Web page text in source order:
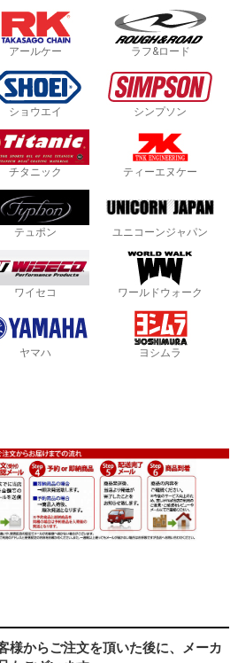
アールケー ラフ&ロード
ショウエイ シンプソン
チタニック ティーエヌケー
テュポン ユニコーンジャパン
ワイセコ ワールドウォーク
ヤマハ ヨシムラ
様からご注文を頂いた後に、メーカ